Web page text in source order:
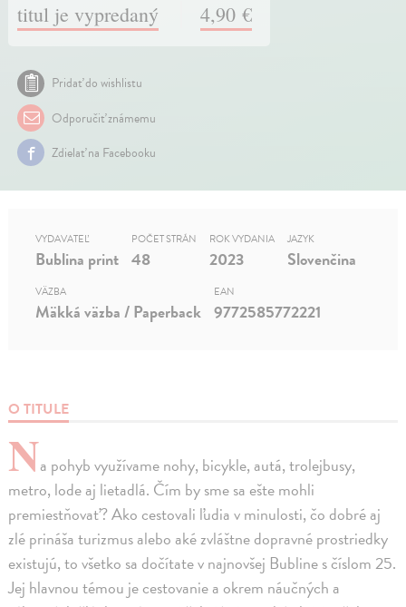
titul je vypredaný 4,90 €
Pridať do wishlistu
Odporučiť známemu
Zdielať na Facebooku
O TITULE
Na pohyb využívame nohy, bicykle, autá, trolejbusy,
metro, lode aj lietadlá. Čím by sme sa ešte mohli
premiestňovať? Ako cestovali ľudia v minulosti, čo dobré aj
zlé prináša turizmus alebo aké zvláštne dopravné prostriedky
existujú, to všetko sa dočítate v najnovšej Bubline s číslom 25.
Jej hlavnou témou je cestovanie a okrem náučných a
VYDAVATEĽ
Bublina print
POČET STRÁN
48
ROK VYDANIA
2023
JAZYK
Slovenčina
VÄZBA
Mäkká väzba / Paperback
EAN
9772585772221